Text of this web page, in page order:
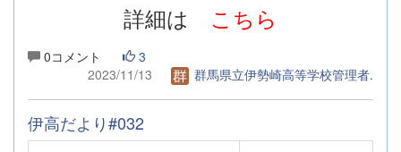
詳細は こちら
0コメント
3
2023/11/13
群馬県立伊勢崎高等学校管理者.
伊高だより#032